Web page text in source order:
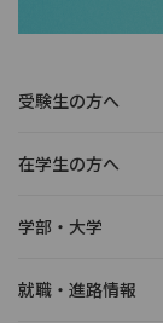
受験生の方へ
在学生の方へ
学部・大学
就職・進路情報